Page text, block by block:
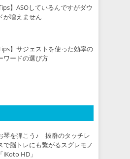
Tips】ASOしているんですがダウ
が増えません
Tips】サジェストを使った効率の
ワードの選び方
琴を弾こう♪ 抜群のタッチレ
で脳トレにも繋がるスグレモノ
iKoto HD」